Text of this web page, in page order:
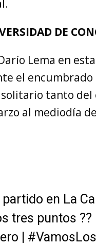
DE
Lema en
el encumbrado
solitario tanto
al mediodía
partido en La
tres puntos ??